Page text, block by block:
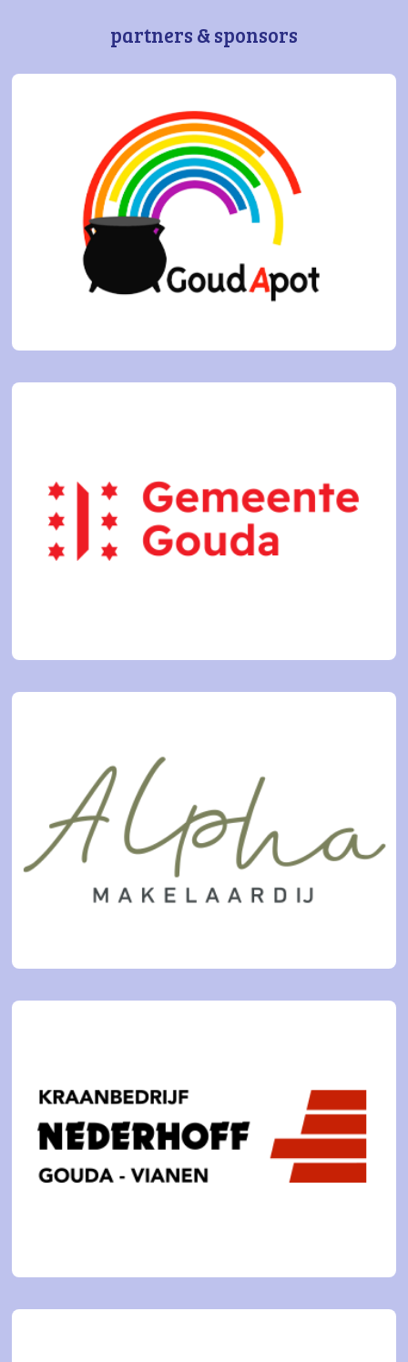
partners & sponsors